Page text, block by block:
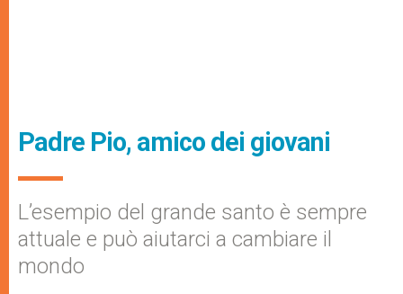
Padre Pio, amico dei giovani
L’esempio del grande santo è sempre
attuale e può aiutarci a cambiare il
mondo